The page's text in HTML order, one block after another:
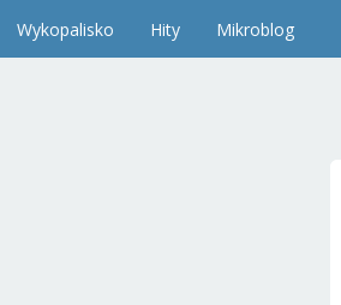
Wykopalisko Hity Mikroblog